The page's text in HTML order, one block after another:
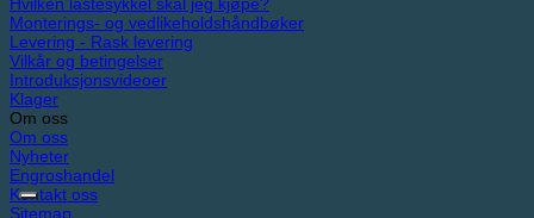
Hvilken lastesykkel skal jeg kjøpe?
Monterings- og vedlikeholdshåndbøker
Levering - Rask levering
Vilkår og betingelser
Introduksjonsvideoer
Klager
Om oss
Om oss
Nyheter
Engroshandel
Kontakt oss
Sitemap